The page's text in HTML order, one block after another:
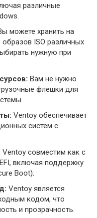
различные
можете хранить на
ISO различных
нужную при
Вам не нужно
флешки для
Ventoy обеспечивает
систем с
Ventoy совместим как с
включая поддержку
Boot).
Ventoy является
кодом, что
и прозрачность.